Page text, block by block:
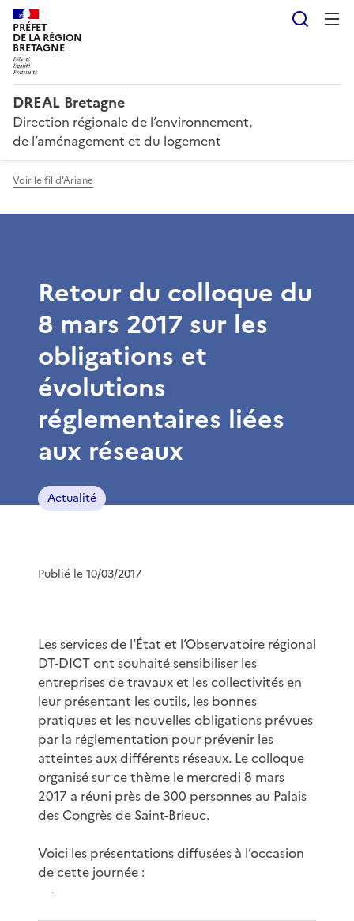
PRÉFET
DE LA RÉGION
BRETAGNE
DREAL Bretagne
Direction régionale de l’environnement,
de l’aménagement et du logement
Voir le fil d'Ariane
Retour du colloque du
8 mars 2017 sur les
obligations et
évolutions
réglementaires liées
aux réseaux
Actualité
Publié le 10/03/2017
Les services de l’État et l’Observatoire régional
DT-DICT ont souhaité sensibiliser les
entreprises de travaux et les collectivités en
leur présentant les outils, les bonnes
pratiques et les nouvelles obligations prévues
par la réglementation pour prévenir les
atteintes aux différents réseaux. Le colloque
organisé sur ce thème le mercredi 8 mars
2017 a réuni près de 300 personnes au Palais
des Congrès de Saint-Brieuc.
Voici les présentations diffusées à l’occasion
de cette journée :
-